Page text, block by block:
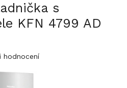
s
KFN 4799 AD
hodnocení